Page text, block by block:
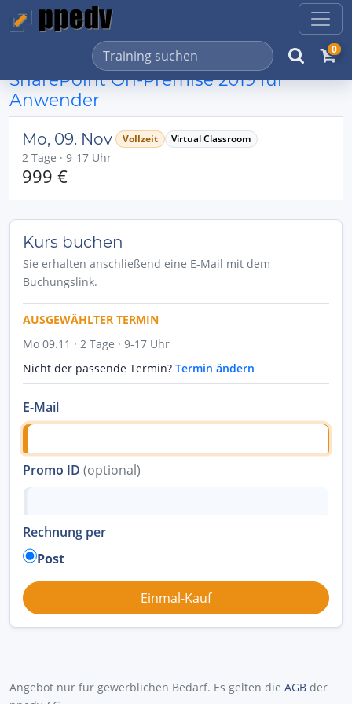
0
SharePoint On-Premise 2019 für
Anwender
Mo, 09. Nov Vollzeit Virtual Classroom
2 Tage · 9-17 Uhr
999 €
Kurs buchen
Sie erhalten anschließend eine E-Mail mit dem
Buchungslink.
AUSGEWÄHLTER TERMIN
Mo 09.11 · 2 Tage · 9-17 Uhr
Nicht der passende Termin? Termin ändern
E-Mail
Promo ID (optional)
Rechnung per
Post
Angebot nur für gewerblichen Bedarf. Es gelten die AGB der